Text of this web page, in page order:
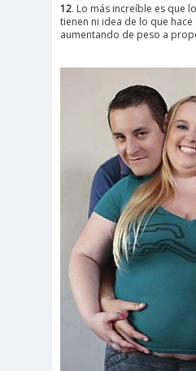
12. Lo más increíble es que
tienen ni idea de lo que hace
aumentando de peso a